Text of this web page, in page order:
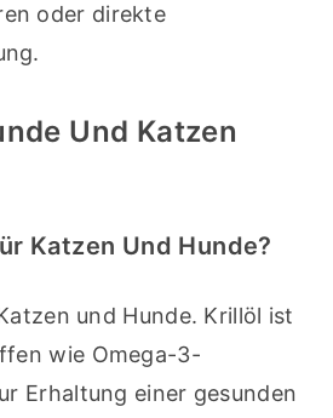
oder direkte
Und Katzen
Katzen Und Hunde?
und Hunde. Krillöl ist
wie Omega-3-
Erhaltung einer gesunden